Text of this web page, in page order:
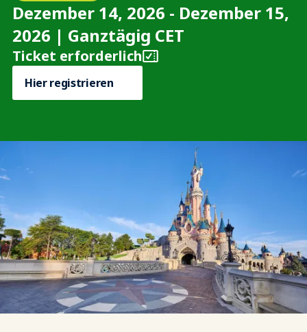
Dezember 14, 2026 - Dezember 15,
2026 | Ganztägig CET
Ticket erforderlich
Hier registrieren